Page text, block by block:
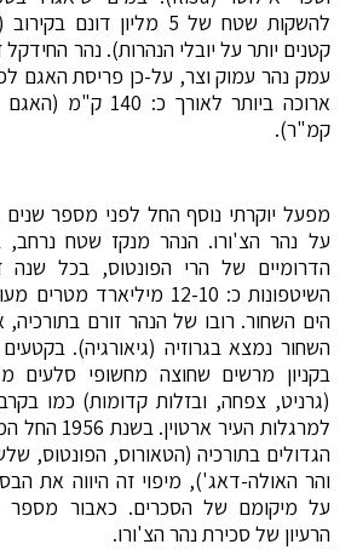
להשקות שטח של 5 מליון
קטנים יותר על יובלי הנהרות). נהר
עמק נהר עמוק וצר, על-כן פריסת האגם
קמ"ר).
מפעל יוקרתי נוסף החל לפני מספר
על נהר הצ'ורו. הנהר מנקז שטח נרחב,
הדרומיים של הרי הפונטוס, בכל שנה
השיטפונות כ: 12-10
הים השחור. רובו של הנהר זורם
השחור נמצא בגרוזיה (גיאורגיה).
בקניון מרשים שחוצה מחשופי סלעים
(גרניט, צפחה, ובזלות קדומות) כמו
למרגלות העיר
הגדולים בתורכיה (הטאורוס, הפונטוס,
והר האולה-דאג'), מיפוי זה היווה את
על מיקומם של הסכרים. כאבור
הרעיון של סכירת נהר הצ'ורו.